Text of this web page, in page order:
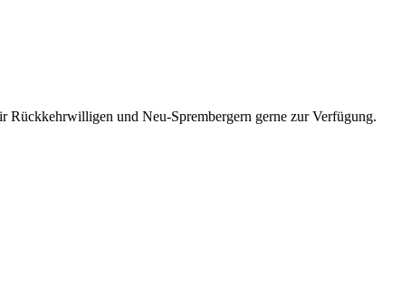
Rückkehrwilligen und Neu-Sprembergern gerne zur Verfügung.